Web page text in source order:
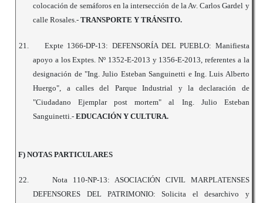
colocación de semáforos en la intersección de la Av. Carlos Gardel y
calle Rosales.-TRANSPORTE Y TRÁNSITO.
21.
Expte 1366-DP-13: DEFENSORÍA DEL PUEBLO: Manifiesta
apoyo a los Exptes. Nº 1352-E-2013 y 1356-E-2013, referentes a la
designación de "Ing. Julio Esteban Sanguinetti e Ing. Luis Alberto
Huergo", a calles del Parque Industrial y la declaración de
"Ciudadano Ejemplar post mortem" al Ing. Julio Esteban
Sanguinetti.-EDUCACIÓN Y CULTURA.
F) NOTAS PARTICULARES
22.
Nota 110-NP-13: ASOCIACIÓN CIVIL MARPLATENSES
DEFENSORES DEL PATRIMONIO: Solicita el desarchivo y